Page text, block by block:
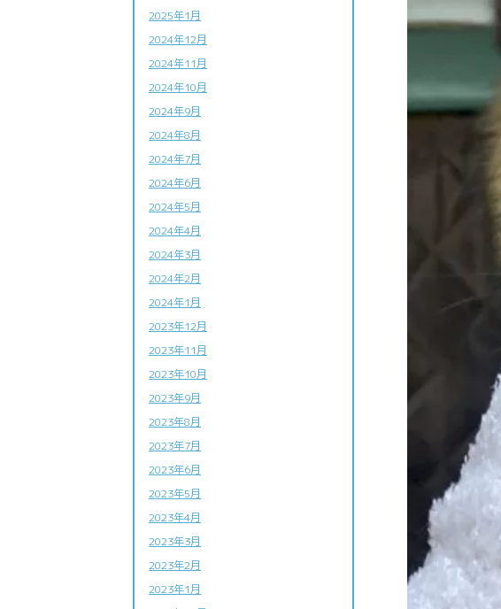
2025年1月
2024年12月
2024年11月
2024年10月
2024年9月
2024年8月
2024年7月
2024年6月
2024年5月
2024年4月
2024年3月
2024年2月
2024年1月
2023年12月
2023年11月
2023年10月
2023年9月
2023年8月
2023年7月
2023年6月
2023年5月
2023年4月
2023年3月
2023年2月
2023年1月